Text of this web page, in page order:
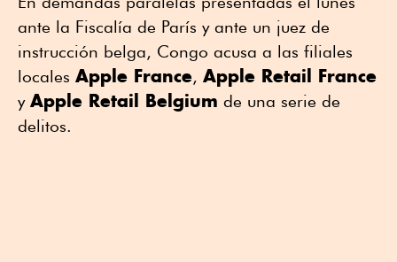
ante la Fiscalía de París y ante un juez de
instrucción belga, Congo acusa a las filiales
locales Apple France, Apple Retail France
y Apple Retail Belgium de una serie de
delitos.